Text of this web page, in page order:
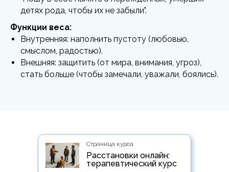
детях рода, чтобы их не забыли".
Функции веса:
Внутренняя: наполнить пустоту (любовью,
смыслом, радостью).
Внешняя: защитить (от мира, внимания, угроз),
стать больше (чтобы замечали, уважали, боялись).
Страница курса
Расстановки онлайн:
терапевтический курс